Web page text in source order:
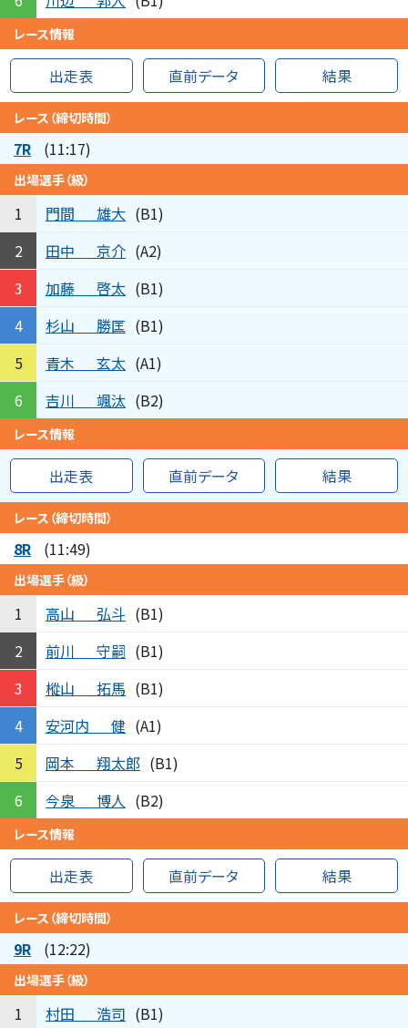
レース情報
出走表 直前データ 結果
レース（締切時間）
7R (11:17)
出場選手（級）
1 門間 雄大 (B1)
2
田中 京介 (A2)
3
加藤 啓太 (B1)
4
杉山 勝匡 (B1)
5
青木 玄太 (A1)
6
吉川 颯汰 (B2)
レース情報
出走表 直前データ 結果
レース（締切時間）
8R (11:49)
出場選手（級）
1 高山 弘斗 (B1)
2
前川 守嗣 (B1)
3
樅山 拓馬 (B1)
4
安河内 健 (A1)
5
岡本 翔太郎 (B1)
6
今泉 博人 (B2)
レース情報
出走表 直前データ 結果
レース（締切時間）
9R (12:22)
出場選手（級）
1 村田 浩司 (B1)